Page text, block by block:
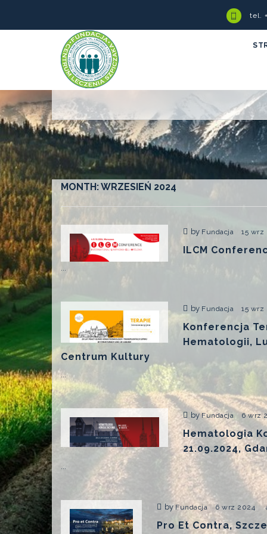
tel.
MONTH:WRZESIEŃ 2024
by Fundacja 15 wrz
ILCM
...
by Fundacja 15 wrz
Konferencja
Hematologii,
Centrum Kultury
...
byFundacja 6 wrz
Hematologia
21.09.2024,
...
by Fundacja 6 wrz 2024
Pro Et Contra,